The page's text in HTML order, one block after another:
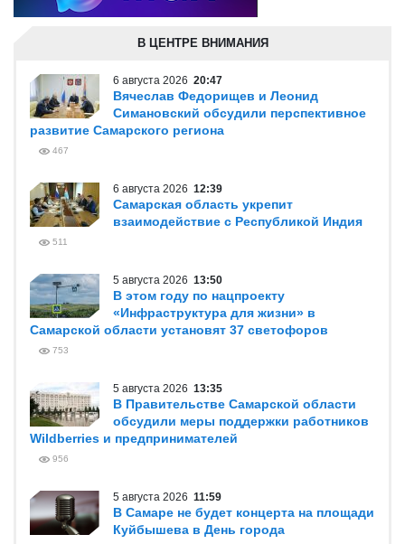
В ЦЕНТРЕ ВНИМАНИЯ
6 августа 2026 20:47
Вячеслав Федорищев и Леонид
Симановский обсудили перспективное
развитие Самарского региона
467
6 августа 2026 12:39
Самарская область укрепит
взаимодействие с Республикой Индия
511
5 августа 2026 13:50
В этом году по нацпроекту
«Инфраструктура для жизни» в
Самарской области установят 37 светофоров
753
5 августа 2026 13:35
В Правительстве Самарской области
обсудили меры поддержки работников
Wildberries и предпринимателей
956
5 августа 2026 11:59
В Самаре не будет концерта на площади
Куйбышева в День города